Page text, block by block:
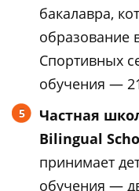
бакалавра,
образование
Спортивных
обучения —
Частная
Bilingual
принимает
обучения —